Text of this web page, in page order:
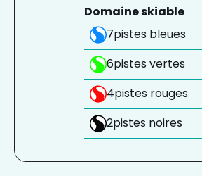
Domaine skiable
7pistes bleues
6pistes vertes
4pistes rouges
2pistes noires